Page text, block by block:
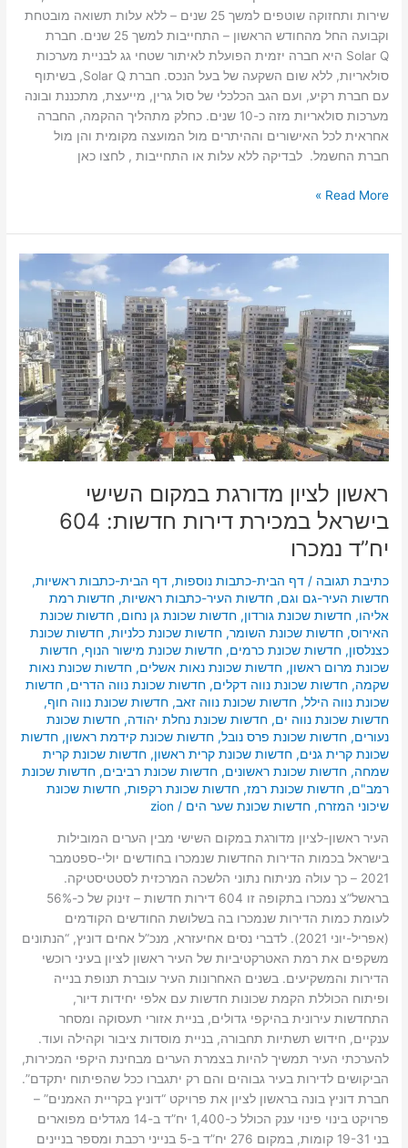
שירות ותחזוקה שוטפים למשך 25 שנים – ללא עלות תשואה מובטחת
וקבועה החל מהחודש הראשון – התחייבות למשך 25 שנים. חברת
Solar Q היא חברה יזמית הפועלת לאיתור שטחי גג לבניית מערכות
סולאריות, ללא שום השקעה של בעל הנכס. חברת Solar Q, בשיתוף
עם חברת רקיע, ועם הגב הכלכלי של סול גרין, מייעצת, מתכננת ובונה
מערכות סולאריות מזה כ-10 שנים. כחלק מתהליך ההקמה, החברה
אחראית לכל האישורים וההיתרים מול המועצה מקומית והן מול
חברת החשמל. לבדיקה ללא עלות או התחייבות , לחצו כאן
Read More »
ראשון לציון מדורגת במקום השישי
בישראל במכירת דירות חדשות: 604
יח”ד נמכרו
כתיבת תגובה /דף הבית-כתבות נוספות,דף הבית-כתבות ראשיות,
חדשות העיר-גם וגם,חדשות העיר-כתבות ראשיות,חדשות רמת
אליהו,חדשות שכונת גורדון,חדשות שכונת גן נחום,חדשות שכונת
האירוס,חדשות שכונת השומר,חדשות שכונת כלניות,חדשות שכונת
כצנלסון,חדשות שכונת כרמים,חדשות שכונת מישור הנוף,חדשות
שכונת מרום ראשון,חדשות שכונת נאות אשלים,חדשות שכונת נאות
שקמה,חדשות שכונת נווה דקלים,חדשות שכונת נווה הדרים,חדשות
שכונת נווה הילל,חדשות שכונת נווה זאב,חדשות שכונת נווה חוף,
חדשות שכונת נווה ים,חדשות שכונת נחלת יהודה,חדשות שכונת
נעורים,חדשות שכונת פרס נובל,חדשות שכונת קידמת ראשון,חדשות
שכונת קרית גנים,חדשות שכונת קרית ראשון,חדשות שכונת קרית
שמחה,חדשות שכונת ראשונים,חדשות שכונת רביבים,חדשות שכונת
רמב"ם,חדשות שכונת רמז,חדשות שכונת רקפות,חדשות שכונת
שיכוני המזרח,חדשות שכונת שער הים /
zion
העיר ראשון-לציון מדורגת במקום השישי מבין הערים המובילות
בישראל בכמות הדירות החדשות שנמכרו בחודשים יולי-ספטמבר
2021 – כך עולה מניתוח נתוני הלשכה המרכזית לסטטיסטיקה.
בראשל”צ נמכרו בתקופה זו 604 דירות חדשות – זינוק של כ-56%
לעומת כמות הדירות שנמכרו בה בשלושת החודשים הקודמים
(אפריל-יוני 2021). לדברי נסים אחיעזרא, מנכ”ל אחים דוניץ, “הנתונים
משקפים את רמת האטרקטיביות של העיר ראשון לציון בעיני רוכשי
הדירות והמשקיעים. בשנים האחרונות העיר עוברת תנופת בנייה
ופיתוח הכוללת הקמת שכונות חדשות עם אלפי יחידות דיור,
התחדשות עירונית בהיקפי גדולים, בניית אזורי תעסוקה ומסחר
ענקיים, חידוש תשתיות תחבורה, בניית מוסדות ציבור וקהילה ועוד.
להערכתי העיר תמשיך להיות בצמרת הערים מבחינת היקפי המכירות,
הביקושים לדירות בעיר גבוהים והם רק יתגברו ככל שהפיתוח יתקדם”.
חברת דוניץ בונה בראשון לציון את פרויקט “דוניץ בקריית האמנים” –
פרויקט בינוי פינוי ענק הכולל כ-1,400 יח”ד ב-14 מגדלים מפוארים
בני 19-31 קומות, במקום 276 יח”ד ב-5 בנייני רכבת ומספר בניינים
במקום
השישי
בישראל
במכירת
דירות
חדשות:
604
יח”ד